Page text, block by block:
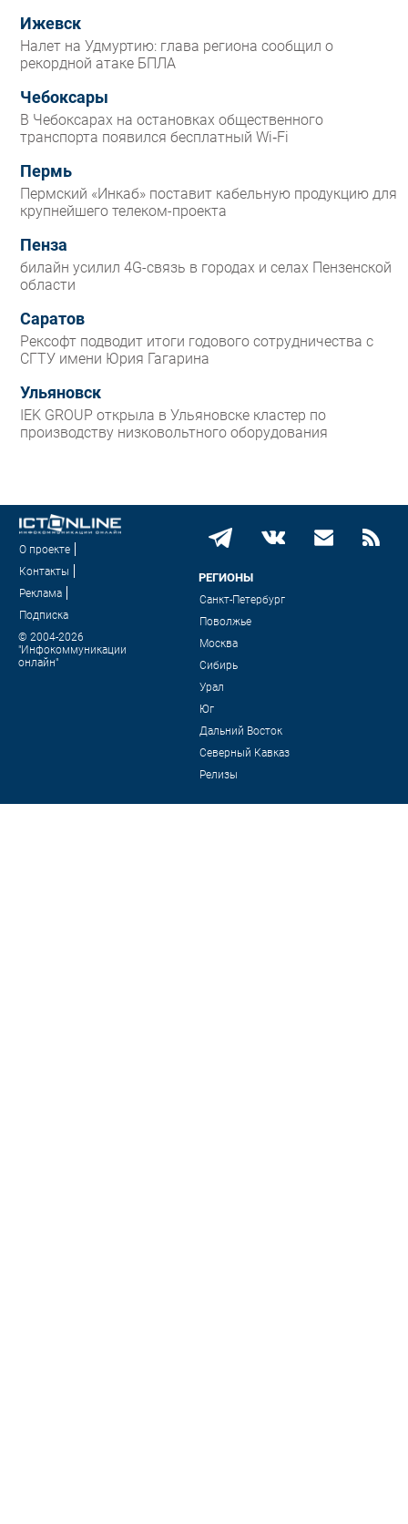
Ижевск
Налет на Удмуртию: глава региона сообщил о
рекордной атаке БПЛА
Чебоксары
В Чебоксарах на остановках общественного
транспорта появился бесплатный Wi‑Fi
Пермь
Пермский «Инкаб» поставит кабельную продукцию для
крупнейшего телеком-проекта
Пенза
билайн усилил 4G-связь в городах и селах Пензенской
области
Саратов
Рексофт подводит итоги годового сотрудничества с
СГТУ имени Юрия Гагарина
Ульяновск
IEK GROUP открыла в Ульяновске кластер по
производству низковольтного оборудования
О проекте
Контакты
Реклама
Подписка
© 2004-2026
"Инфокоммуникации
онлайн"
РЕГИОНЫ
Санкт-Петербург
Поволжье
Москва
Сибирь
Урал
Юг
Дальний Восток
Северный Кавказ
Релизы